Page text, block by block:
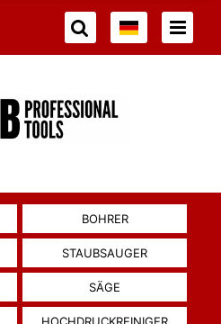
BOHRER
STAUBSAUGER
SÄGE